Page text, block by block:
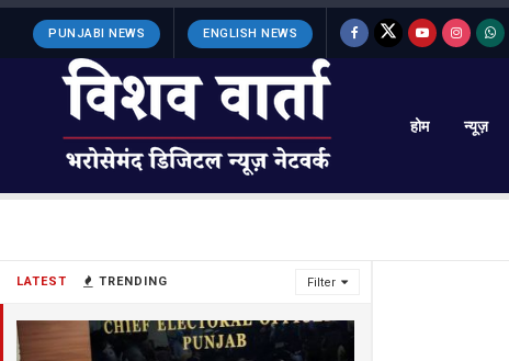
LATEST TRENDING Filter
PUNJABI NEWS ENGLISH NEWS
होम न्यूज़